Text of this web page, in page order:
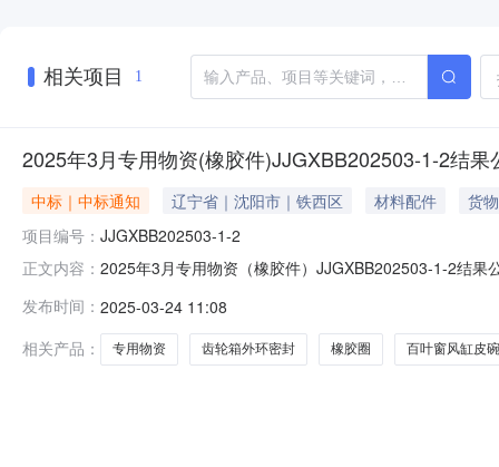
相关项目 1
2025年3月专用物资(橡胶件)JJGXBB202503-1-2结果
中标｜中标通知 辽宁省｜沈阳市｜铁西区 材料配件
货物
项目编号： JJGXBB202503-1-2
正文内容： 2025年3月专用物资（橡胶件）JJGXBB202503-1-2结
(元)成交总价(元)说明1齿轮箱外环密封无未成交无竞价
发布时间： 2025-03-24 11:08
相关产品：
专用物资 齿轮箱外环密封 橡胶圈 百叶窗风缸皮碗